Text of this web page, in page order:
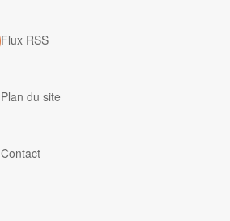
Flux RSS
Plan du site
Contact